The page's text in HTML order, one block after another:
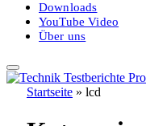
Downloads
YouTube Video
Über uns
Startseite » lcd